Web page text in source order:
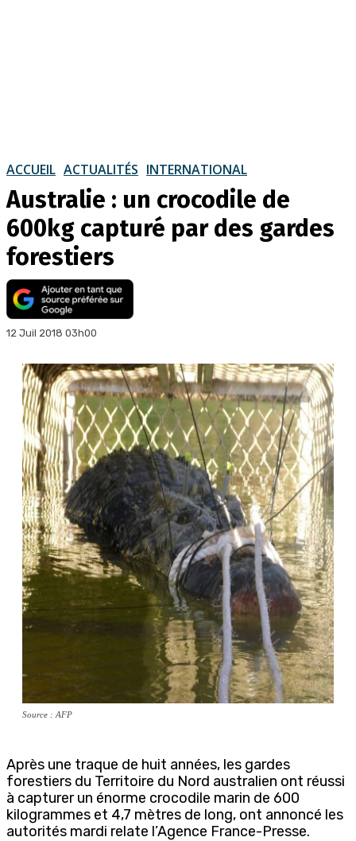
ACCUEIL ACTUALITÉS INTERNATIONAL
Australie : un crocodile de
600kg capturé par des gardes
forestiers
12 Juil 2018 03h00
Source : AFP
Après une traque de huit années, les gardes
forestiers du Territoire du Nord australien ont réussi
à capturer un énorme crocodile marin de 600
kilogrammes et 4,7 mètres de long, ont annoncé les
autorités mardi relate l’Agence France-Presse.